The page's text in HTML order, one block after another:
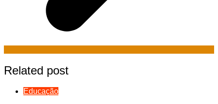
Related post
Educação